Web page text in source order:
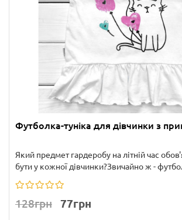
Футболка-туніка для дівчинки з
Який предмет гардеробу на літній час
бути у кожної дівчинки?Звичайно ж -
128грн 77грн